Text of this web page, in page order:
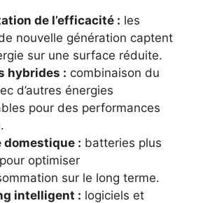
de l’efficacité : les
nouvelle génération captent
sur une surface réduite.
hybrides : combinaison du
d’autres énergies
pour des performances
domestique : batteries plus
optimiser
sur le long terme.
intelligent : logiciels et